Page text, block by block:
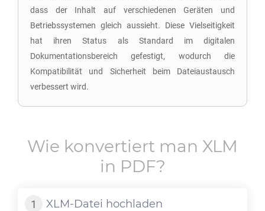
dass der Inhalt auf verschiedenen Geräten und
Betriebssystemen gleich aussieht. Diese Vielseitigkeit
hat ihren Status als Standard im digitalen
Dokumentationsbereich gefestigt, wodurch die
Kompatibilität und Sicherheit beim Dateiaustausch
verbessert wird.
Wie konvertiert man XLM
in PDF?
XLM-Datei hochladen